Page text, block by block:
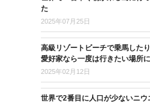
た
2025年07月25日
高級リゾートビーチで乗馬した
愛好家なら一度は行きたい場所
2025年02月12日
世界で2番目に人口が少ないニ